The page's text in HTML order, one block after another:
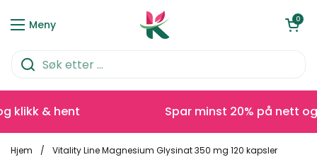
Meny
Åpen0
& hent Spar minst 20% på nett og
Hjem / Vitality Line Magnesium Glysinat 350 mg 120 kapsler